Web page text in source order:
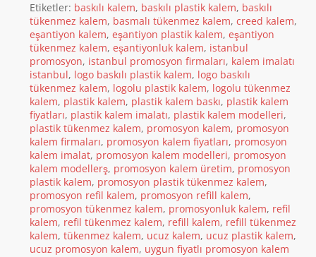
Etiketler: baskılı kalem, baskılı plastik kalem, baskılı
tükenmez kalem, basmalı tükenmez kalem, creed kalem,
eşantiyon kalem, eşantiyon plastik kalem, eşantiyon
tükenmez kalem, eşantiyonluk kalem, istanbul
promosyon, istanbul promosyon firmaları, kalem imalatı
istanbul, logo baskılı plastik kalem, logo baskılı
tükenmez kalem, logolu plastik kalem, logolu tükenmez
kalem, plastik kalem, plastik kalem baskı, plastik kalem
fiyatları, plastik kalem imalatı, plastik kalem modelleri,
plastik tükenmez kalem, promosyon kalem, promosyon
kalem firmaları, promosyon kalem fiyatları, promosyon
kalem imalat, promosyon kalem modelleri, promosyon
kalem modellerş, promosyon kalem üretim, promosyon
plastik kalem, promosyon plastik tükenmez kalem,
promosyon refil kalem, promosyon refill kalem,
promosyon tükenmez kalem, promosyonluk kalem, refil
kalem, refil tükenmez kalem, refill kalem, refill tükenmez
kalem, tükenmez kalem, ucuz kalem, ucuz plastik kalem,
ucuz promosyon kalem, uygun fiyatlı promosyon kalem